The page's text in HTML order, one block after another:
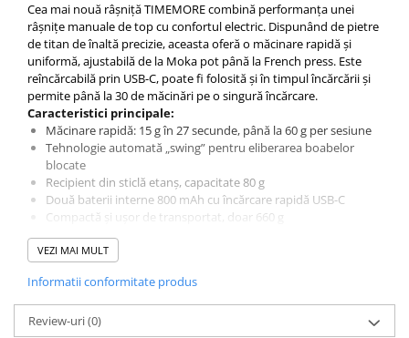
Filtrare apa
BWT
Fluux
Rasnite Cafea
Rasnite Electrice
Profesionale
Domestice
Domestice Prosumer
Single Dose
Rasnite Manuale
Accesorii Bar
Dripper
Tamper
Cea mai nouă râșniță TIMEMORE combină performanța unei
râșnițe manuale de top cu confortul electric. Dispunând de pietre
de titan de înaltă precizie, aceasta oferă o măcinare rapidă și
uniformă, ajustabilă de la Moka pot până la French press. Este
reîncărcabilă prin USB-C, poate fi folosită și în timpul încărcării și
permite până la 30 de măcinări pe o singură încărcare.
Caracteristici principale:
Măcinare rapidă: 15 g în 27 secunde, până la 60 g per sesiune
Tehnologie automată „swing” pentru eliberarea boabelor
blocate
Recipient din sticlă etanș, capacitate 80 g
Două baterii interne 800 mAh cu încărcare rapidă USB-C
Compactă și ușor de transportat, doar 660 g
Recomandări:
Setări 4–8: V60, Cold Brew
Nu este recomandată pentru espresso sau boabe foarte tari
Nu spălați cu apă
Include:perie de curățare, cablu USB-C și husă de transport.
VEZI MAI MULT
Informatii conformitate produs
Review-uri(0)